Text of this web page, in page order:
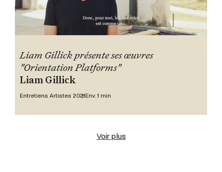
Liam Gillick présente ses œuvres
"Orientation Platforms"
Liam Gillick
Entretiens Artistes 2021 Env. 1 min
Voir plus